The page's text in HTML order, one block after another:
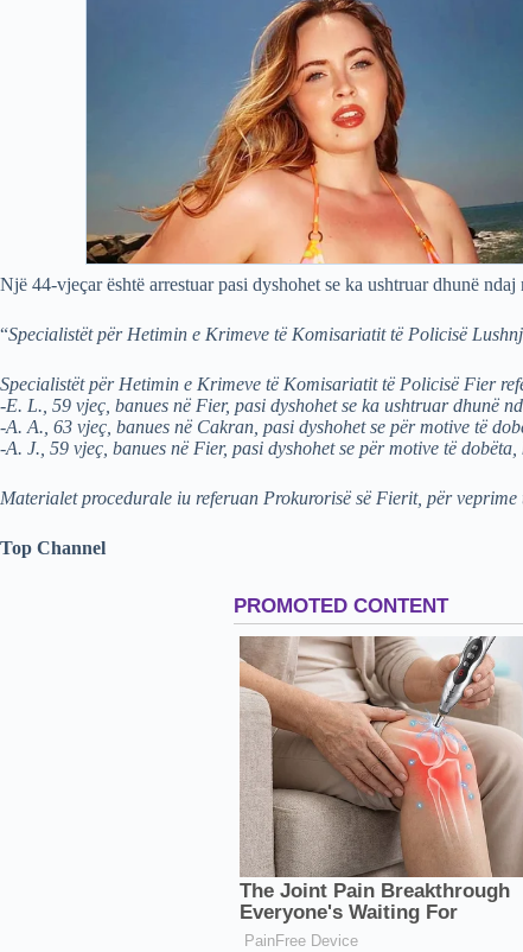
Një 44-vjeçar është arrestuar pasi dyshohet se ka ushtruar dhunë
“Specialistët për Hetimin e Krimeve të Komisariatit të Policisë
Specialistët për Hetimin e Krimeve të Komisariatit të Policisë Fier
-E. L., 59 vjeç, banues në Fier, pasi dyshohet se ka ushtruar dhunë
-A. A., 63 vjeç, banues në Cakran, pasi dyshohet se për motive të
-A. J., 59 vjeç, banues në Fier, pasi dyshohet se për motive të
Materialet procedurale iu referuan Prokurorisë së Fierit, për veprime
Top Channel